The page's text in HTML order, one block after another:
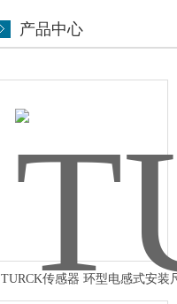
产品中心
TURCK传感器 环型电感式安装